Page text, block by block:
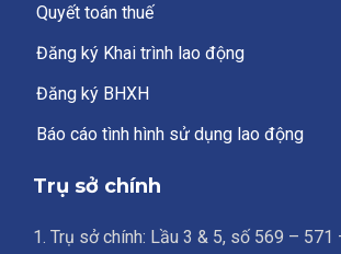
Quyết toán thuế
Đăng ký Khai trình lao động
Đăng ký BHXH
Báo cáo tình hình sử dụng lao động
Trụ sở chính
1. Trụ sở chính: Lầu 3 & 5, số 569 – 571